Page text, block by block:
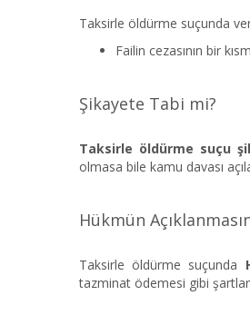
Taksirle öldürme suçunda
Failin cezasının bir
Şikayete Tabi mi?
Taksirle öldürme suçu
olmasa bile kamu davası
Hükmün
Taksirle öldürme suçunda
tazminat ödemesi gibi şartlar